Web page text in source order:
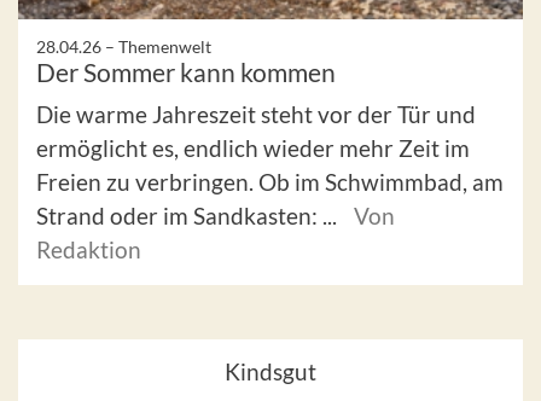
28.04.26 – Themenwelt
Der Sommer kann kommen
Die warme Jahreszeit steht vor der Tür und
ermöglicht es, endlich wieder mehr Zeit im
Freien zu verbringen. Ob im Schwimmbad, am
Strand oder im Sandkasten: ...
Von
Redaktion
Kindsgut